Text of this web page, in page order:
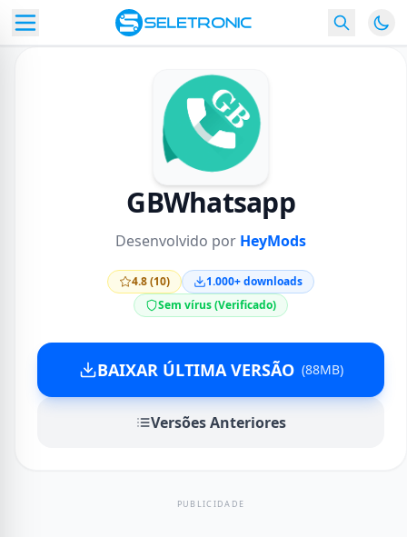
GBWhatsapp
Desenvolvido por HeyMods
4.8 (10)
1.000+ downloads
Sem vírus (Verificado)
BAIXAR ÚLTIMA VERSÃO (88MB)
Versões Anteriores
PUBLICIDADE